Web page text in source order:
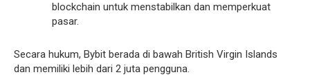
blockchain untuk menstabilkan dan memperkuat
pasar.
Secara hukum, Bybit berada di bawah British Virgin Islands
dan memiliki lebih dari 2 juta pengguna.